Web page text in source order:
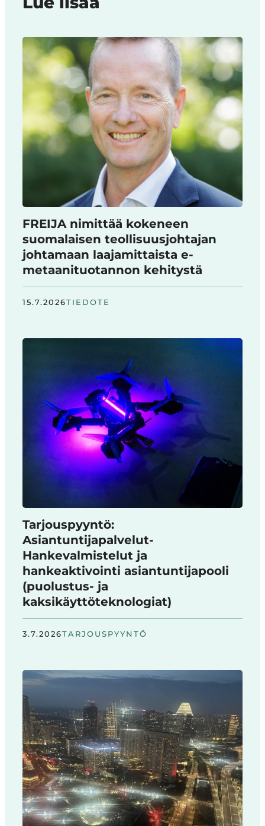
FREIJA nimittää kokeneen
suomalaisen teollisuusjohtajan
johtamaan laajamittaista e-
metaanituotannon kehitystä
15.7.2026TIEDOTE
Tarjouspyyntö:
Asiantuntijapalvelut-
Hankevalmistelut ja
hankeaktivointi asiantuntijapooli
(puolustus- ja
kaksikäyttöteknologiat)
3.7.2026TARJOUSPYYNTÖ